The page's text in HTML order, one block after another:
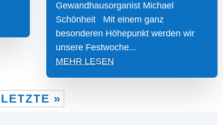
Gewandhausorganist Michael
Schönheit Mit einem ganz
besonderen Höhepunkt werden wir
unsere Festwoche...
MEHR LESEN
LETZTE »